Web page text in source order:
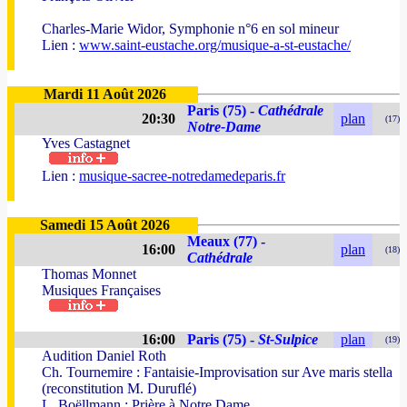
Charles-Marie Widor, Symphonie n°6 en sol mineur
Lien : www.saint-eustache.org/musique-a-st-eustache/
Mardi 11 Août 2026
20:30
Paris (75) - Cathédrale
Notre-Dame
plan (17)
Yves Castagnet
Lien : musique-sacree-notredamedeparis.fr
Samedi 15 Août 2026
16:00
Meaux (77) -
Cathédrale
plan (18)
Thomas Monnet
Musiques Françaises
16:00 Paris (75) - St-Sulpice plan (19)
Audition Daniel Roth
Ch. Tournemire : Fantaisie-Improvisation sur Ave maris stella
(reconstitution M. Duruflé)